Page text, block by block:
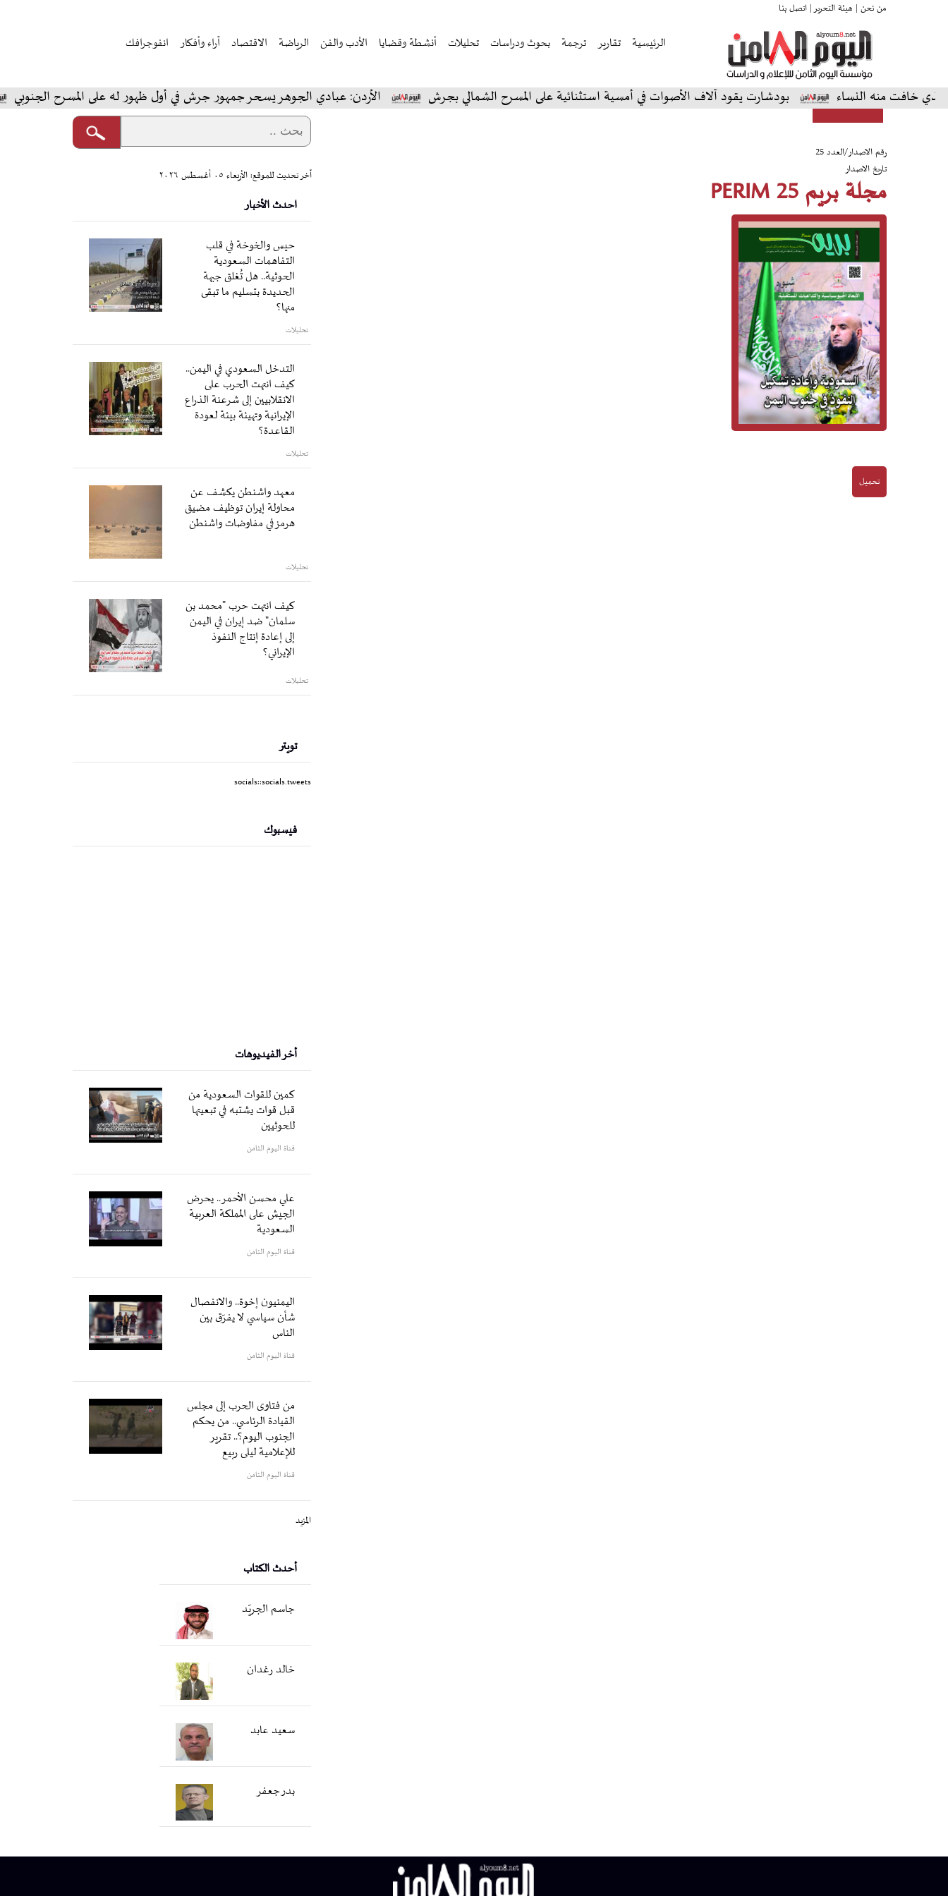
من نحن | هيئة التحرير | اتصل بنا
الرئيسية تقارير ترجمة بحوث ودراسات تحليلات أنشطة وقضايا الأدب والفن الرياضة الاقتصاد آراء وأفكار انفوجرافك
منه النساء بودشارت يقود آلاف الأصوات في أمسية استثنائية على المسرح الشمالي بجرش الأردن: عبادي الجوهر يسحر جمهور جرش في أول ظهور له على المسرح الجنوبي
رقم الاصدار/العدد 25
تاريخ الاصدار
مجلة بريم 25 PERIM
تحميل
آخر تحديث للموقع: الأربعاء ٠٥ أغسطس ٢٠٢٦
احدث الأخبار
حيس والخوخة في قلب
التفاهمات السعودية
الحوثية.. هل تُغلق جبهة
الحديدة بتسليم ما تبقى
منها؟
تحليلات
التدخل السعودي في اليمن..
كيف انتهت الحرب على
الانقلابيين إلى شرعنة الذراع
الإيرانية وتهيئة بيئة لعودة
القاعدة؟
تحليلات
معهد واشنطن يكشف عن
محاولة إيران توظيف مضيق
هرمز في مفاوضات واشنطن
تحليلات
كيف انتهت حرب "محمد بن
سلمان" ضد إيران في اليمن
إلى إعادة إنتاج النفوذ
الإيراني؟
تحليلات
تويتر
socials::socials.tweets
فيسبوك
أخر الفيديوهات
كمين للقوات السعودية من
قبل قوات يشتبه في تبعيتها
للحوثيين
قناة اليوم الثامن
علي محسن الأحمر.. يحرض
الجيش على المملكة العربية
السعودية
قناة اليوم الثامن
اليمنيون إخوة.. والانفصال
شأن سياسي لا يفرّق بين
الناس
قناة اليوم الثامن
من فتاوى الحرب إلى مجلس
القيادة الرئاسي.. من يحكم
الجنوب اليوم؟.. تقرير
للإعلامية ليلى ربيع
قناة اليوم الثامن
المزيد
أحدث الكتاب
جاسم الجريّد
خالد رغدان
سعید عابد
بدر جعفر